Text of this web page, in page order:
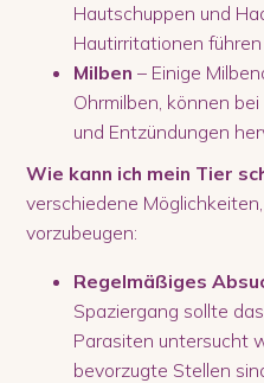
Hautschuppen und
Hautirritationen
Milben – Einige
Ohrmilben, können
und Entzündungen
Wie kann ich mein Tier
verschiedene
vorzubeugen:
Regelmäßiges
Spaziergang sollte
Parasiten untersucht
bevorzugte Stellen